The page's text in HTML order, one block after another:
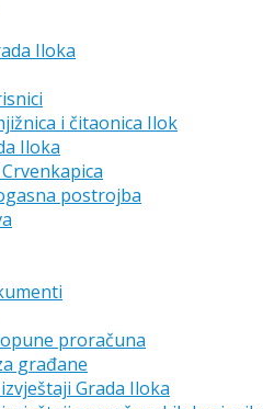
Iloka
i čitaonica Ilok
Iloka
postrojba
proračuna
građane
Grada Iloka